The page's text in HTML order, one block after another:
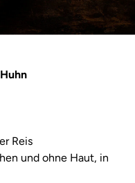
Reis
und ohne Haut, in